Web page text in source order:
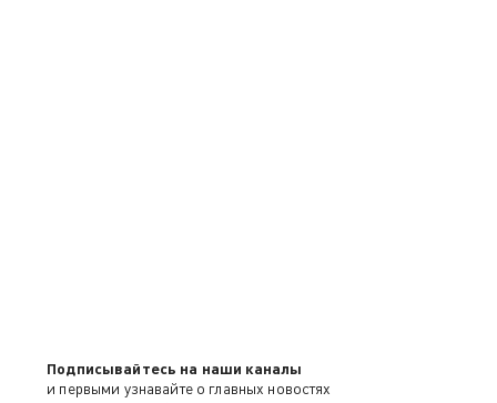
Подписывайтесь на наши каналы
и первыми узнавайте о главных новостях